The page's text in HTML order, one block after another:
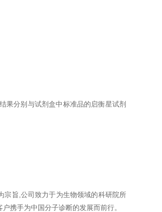
果分别与试剂盒中标准品的启衡星试剂
宗旨,公司致力于为生物领域的科研院所
携手为中国分子诊断的发展而前行。